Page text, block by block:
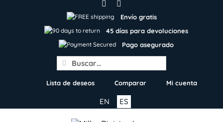
Envío gratis
45 días para devoluciones
Pago asegurado
Search
for:
Lista de deseos Comparar Mi cuenta
ES
EN